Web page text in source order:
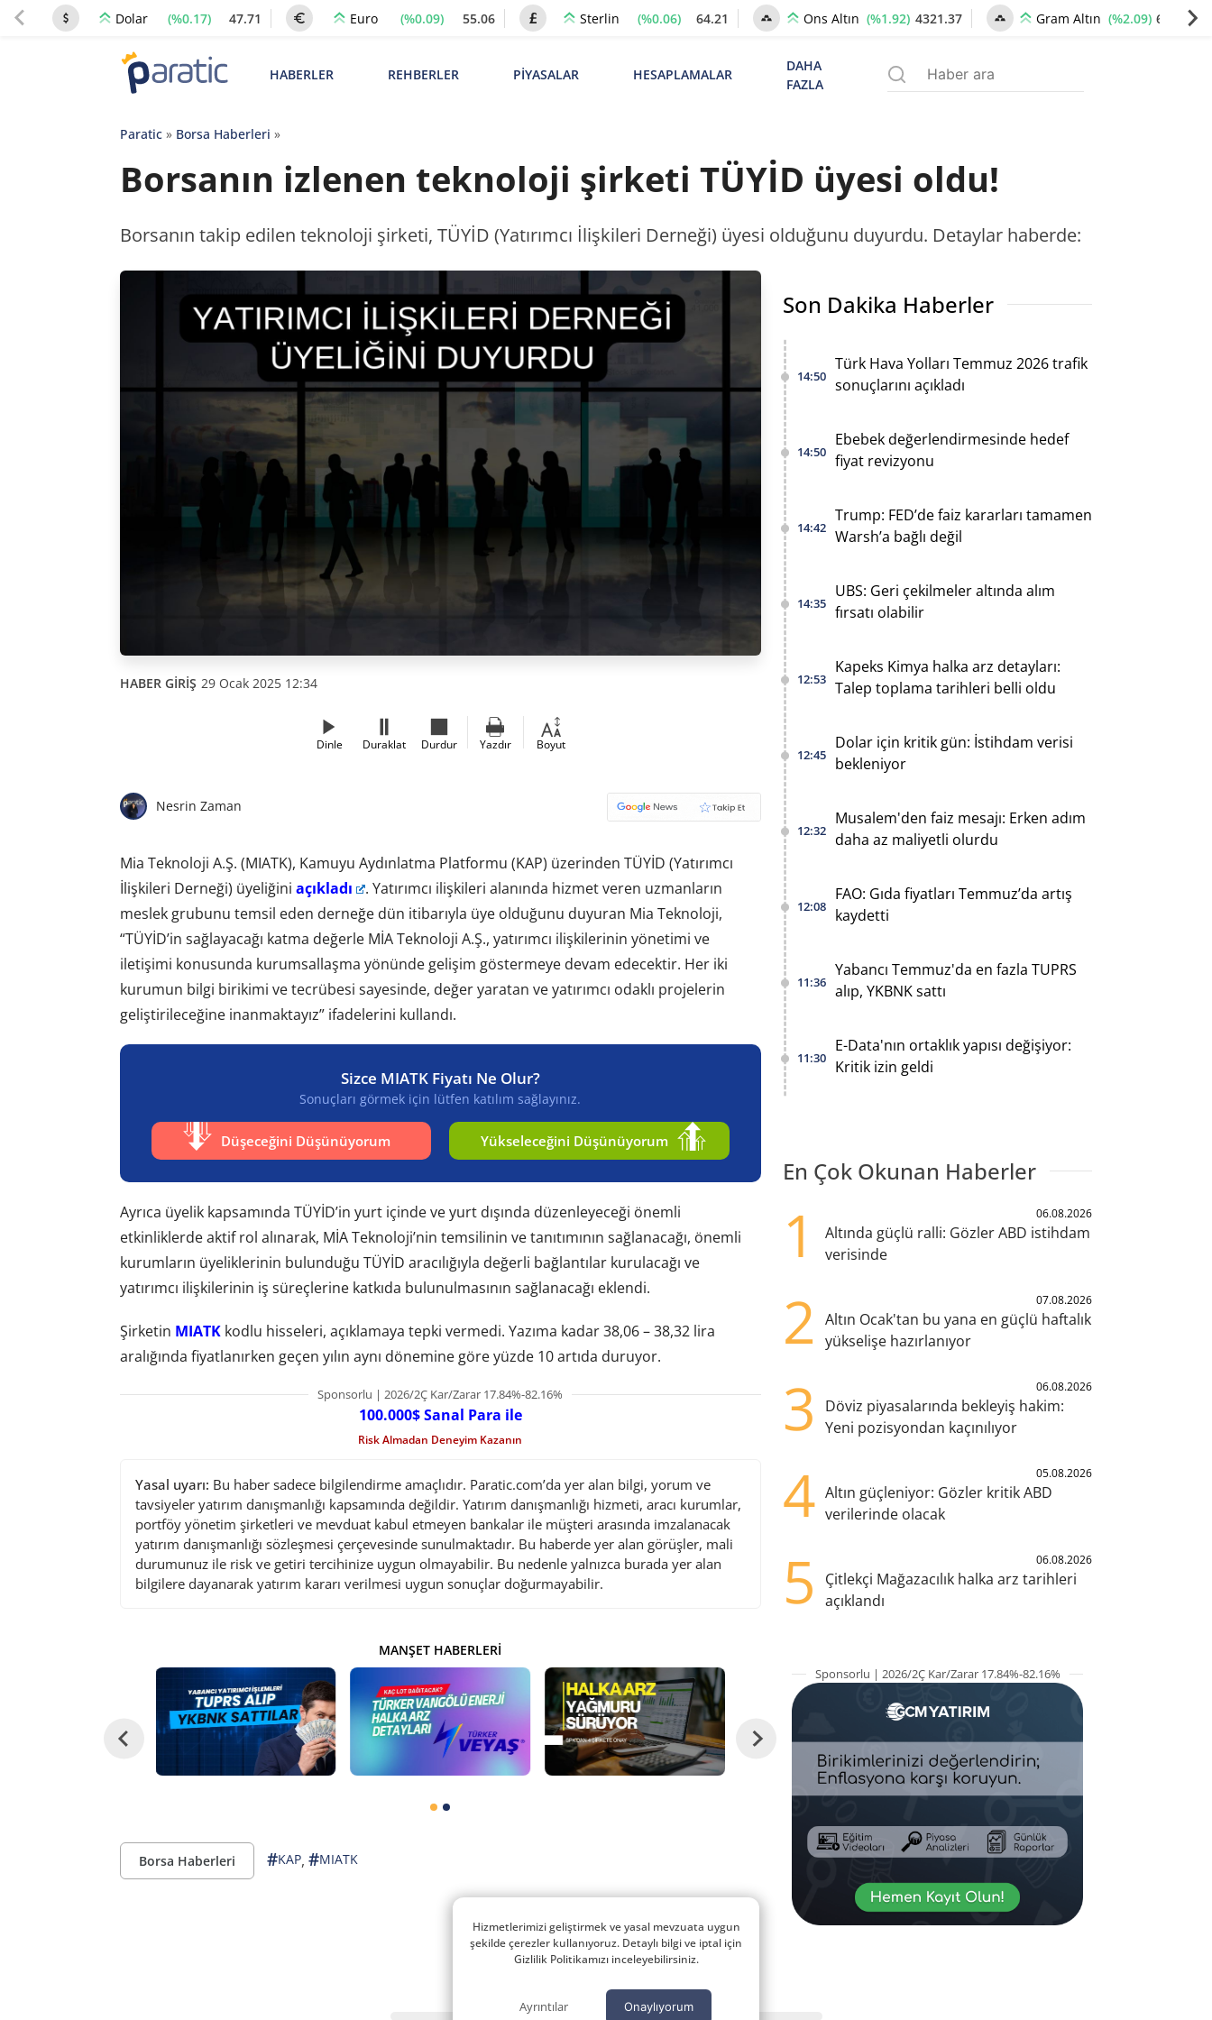
Dolar (%0.17) 47.71 Euro (%0.09) 55.06 Sterlin (%0.06) 64.21 Ons Altın (%1.92) 4321.37 Gram Altın (%2.09) 6628.42
HABERLER REHBERLER PİYASALAR HESAPLAMALAR
DAHA
FAZLA
Paratic» Borsa Haberleri »
Borsanın izlenen teknoloji şirketi TÜYİD üyesi oldu!
Borsanın takip edilen teknoloji şirketi, TÜYİD (Yatırımcı İlişkileri Derneği) üyesi olduğunu duyurdu. Detaylar haberde:
HABER GİRİŞ 29 Ocak 2025 12:34
Dinle Duraklat Durdur Yazdır Boyut
Nesrin Zaman
Mia Teknoloji A.Ş. (MIATK), Kamuyu Aydınlatma Platformu (KAP) üzerinden TÜYİD (Yatırımcı
İlişkileri Derneği) üyeliğini açıkladı
. Yatırımcı ilişkileri alanında hizmet veren uzmanların
meslek grubunu temsil eden derneğe dün itibarıyla üye olduğunu duyuran Mia Teknoloji,
“TÜYİD’in sağlayacağı katma değerle MİA Teknoloji A.Ş., yatırımcı ilişkilerinin yönetimi ve
iletişimi konusunda kurumsallaşma yönünde gelişim göstermeye devam edecektir. Her iki
kurumun bilgi birikimi ve tecrübesi sayesinde, değer yaratan ve yatırımcı odaklı projelerin
geliştirileceğine inanmaktayız” ifadelerini kullandı.
Sizce MIATK Fiyatı Ne Olur?
Sonuçları görmek için lütfen katılım sağlayınız.
Düşeceğini Düşünüyorum Yükseleceğini Düşünüyorum
Ayrıca üyelik kapsamında TÜYİD’in yurt içinde ve yurt dışında düzenleyeceği önemli
etkinliklerde aktif rol alınarak, MİA Teknoloji’nin temsilinin ve tanıtımının sağlanacağı, önemli
kurumların üyeliklerinin bulunduğu TÜYİD aracılığıyla değerli bağlantılar kurulacağı ve
yatırımcı ilişkilerinin iş süreçlerine katkıda bulunulmasının sağlanacağı eklendi.
Şirketin MIATKkodlu hisseleri, açıklamaya tepki vermedi. Yazıma kadar 38,06 – 38,32 lira
aralığında fiyatlanırken geçen yılın aynı dönemine göre yüzde 10 artıda duruyor.
Sponsorlu | 2026/2Ç Kar/Zarar 17.84%-82.16%
100.000$ Sanal Para ile
Risk Almadan Deneyim Kazanın
Yasal uyarı: Bu haber sadece bilgilendirme amaçlıdır. Paratic.com’da yer alan bilgi, yorum ve
tavsiyeler yatırım danışmanlığı kapsamında değildir. Yatırım danışmanlığı hizmeti, aracı kurumlar,
portföy yönetim şirketleri ve mevduat kabul etmeyen bankalar ile müşteri arasında imzalanacak
yatırım danışmanlığı sözleşmesi çerçevesinde sunulmaktadır. Bu haberde yer alan görüşler, mali
durumunuz ile risk ve getiri tercihinize uygun olmayabilir. Bu nedenle yalnızca burada yer alan
bilgilere dayanarak yatırım kararı verilmesi uygun sonuçlar doğurmayabilir.
MANŞET HABERLERI
Borsa Haberleri #KAP, #MIATK
Son Dakika Haberler
14:50
Türk Hava Yolları Temmuz 2026 trafik
sonuçlarını açıkladı
14:50
Ebebek değerlendirmesinde hedef
fiyat revizyonu
14:42
Trump: FED’de faiz kararları tamamen
Warsh’a bağlı değil
14:35
UBS: Geri çekilmeler altında alım
fırsatı olabilir
12:53
Kapeks Kimya halka arz detayları:
Talep toplama tarihleri belli oldu
12:45
Dolar için kritik gün: İstihdam verisi
bekleniyor
12:32
Musalem'den faiz mesajı: Erken adım
daha az maliyetli olurdu
12:08
FAO: Gıda fiyatları Temmuz’da artış
kaydetti
11:36
Yabancı Temmuz'da en fazla TUPRS
alıp, YKBNK sattı
11:30
E-Data'nın ortaklık yapısı değişiyor:
Kritik izin geldi
En Çok Okunan Haberler
1 06.08.2026
Altında güçlü ralli: Gözler ABD istihdam
verisinde
2 07.08.2026
Altın Ocak'tan bu yana en güçlü haftalık
yükselişe hazırlanıyor
3 06.08.2026
Döviz piyasalarında bekleyiş hakim:
Yeni pozisyondan kaçınılıyor
4 05.08.2026
Altın güçleniyor: Gözler kritik ABD
verilerinde olacak
5 06.08.2026
Çitlekçi Mağazacılık halka arz tarihleri
açıklandı
Sponsorlu | 2026/2Ç Kar/Zarar 17.84%-82.16%
Hizmetlerimizi geliştirmek ve yasal mevzuata uygun
şekilde çerezler kullanıyoruz. Detaylı bilgi ve iptal için
Gizlilik Politikamızı inceleyebilirsiniz.
Ayrıntılar Onaylıyorum